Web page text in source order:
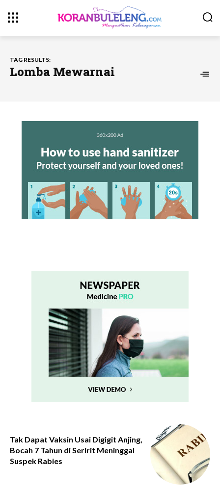
TAG RESULTS:
Lomba Mewarnai
Tak Dapat Vaksin Usai Digigit Anjing,
Bocah 7 Tahun di Seririt Meninggal
Suspek Rabies